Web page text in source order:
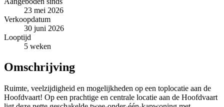
23 mei 2026
Verkoopdatum
30 juni 2026
Looptijd
5 weken
Omschrijving
Ruimte, veelzijdigheid en mogelijkheden op een toplocatie aan de
Hoofdvaart! Op een prachtige en centrale locatie aan de Hoofdvaart